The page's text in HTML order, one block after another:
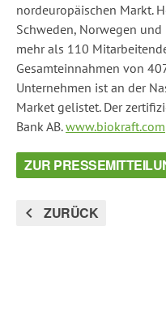
nordeuropäischen Markt.
Schweden, Norwegen
mehr als 110
Gesamteinnahmen von
Unternehmen ist an der
Market gelistet. Der
Bank AB.www.biokraft.com
ZUR
ZURÜCK